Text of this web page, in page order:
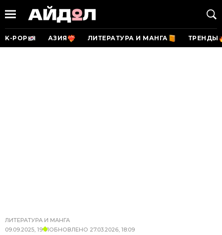
K-POP АЗИЯ ЛИТЕРАТУРА И МАНГА ТРЕНДЫ
ЛИТЕРАТУРА И МАНГА
09.09.2025, 19:01ОБНОВЛЕНО 27.03.2026, 18:09